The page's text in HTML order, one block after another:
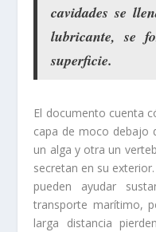
cavidades se
lubricante, se
superficie.
El documento cuenta
capa de moco debajo
un alga y otra un
secretan en su
pueden ayudar
transporte marítimo,
larga distancia